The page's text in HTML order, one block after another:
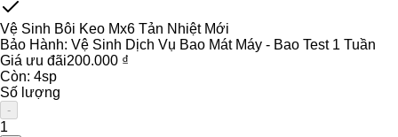
Vệ Sinh Bôi Keo Mx6 Tản Nhiệt Mới
Bảo Hành: Vệ Sinh Dịch Vụ Bao Mát Máy - Bao Test 1 Tuần
Giá ưu đãi200.000 ₫
Còn: 4sp
Số lượng
-
1